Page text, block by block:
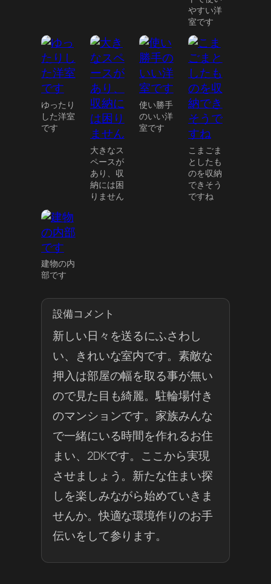
やすい洋
室です
ゆったり
した洋室
です
大きなス
ペースが
あり、収
納には困
りません
使い勝手
のいい洋
室です
こまごま
としたも
のを収納
できそう
ですね
建物の内
部です
設備コメント
新しい日々を送るにふさわし
い、きれいな室内です。素敵な
押入は部屋の幅を取る事が無い
ので見た目も綺麗。駐輪場付き
のマンションです。家族みんな
で一緒にいる時間を作れるお住
まい、2DKです。ここから実現
させましょう。新たな住まい探
しを楽しみながら始めていきま
せんか。快適な環境作りのお手
伝いをして参ります。